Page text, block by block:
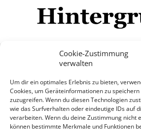
Cookie-Zustimmung
verwalten
Um dir ein optimales Erlebnis zu bieten,
Cookies, um Geräteinformationen zu
zuzugreifen. Wenn du diesen Technologien
wie das Surfverhalten oder eindeutige IDs auf
verarbeiten. Wenn du deine Zustimmung nicht
können bestimmte Merkmale und Funktionen
Mehr
© Copyright Hintergrund.de,